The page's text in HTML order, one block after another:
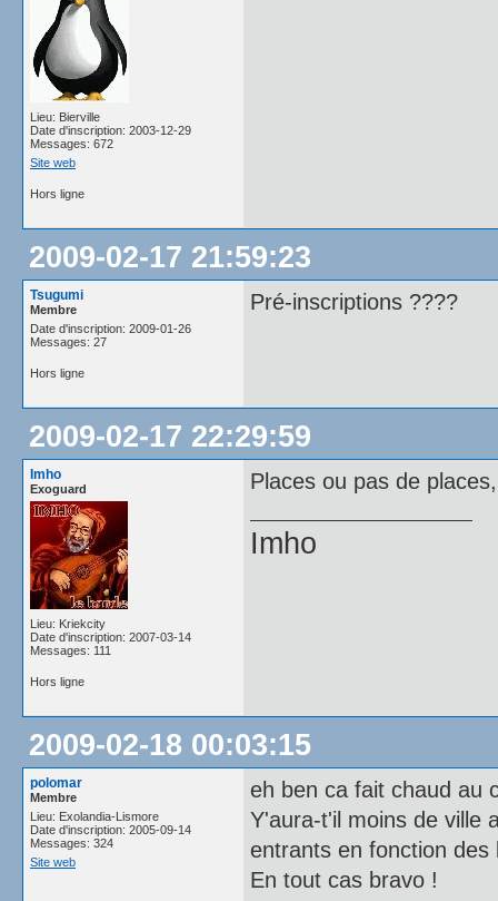
Lieu: Bierville
Date d'inscription: 2003-12-29
Messages: 672
Site web
Hors ligne
2009-02-17 21:59:23
Tsugumi
Membre
Date d'inscription: 2009-01-26
Messages: 27
Pré-inscriptions ????
Hors ligne
2009-02-17 22:29:59
Imho
Exoguard
Lieu: Kriekcity
Date d'inscription: 2007-03-14
Messages: 111
Places ou pas de
Imho
Hors ligne
2009-02-18 00:03:15
polomar
Membre
Lieu: Exolandia-Lismore
Date d'inscription: 2005-09-14
Messages: 324
Site web
eh ben ca fait chaud au
Y'aura-t'il moins de ville
entrants en fonction des
En tout cas bravo !